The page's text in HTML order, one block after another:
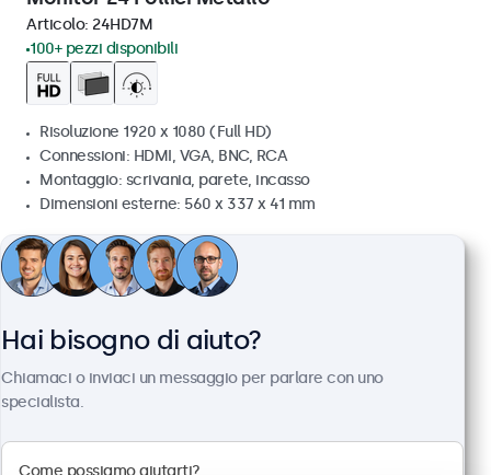
Articolo: 24HD7M
100+ pezzi disponibili
Risoluzione 1920 x 1080 (Full HD)
Connessioni: HDMI, VGA, BNC, RCA
Montaggio: scrivania, parete, incasso
Dimensioni esterne: 560 x 337 x 41 mm
€ 499,00
€ 608,78 IVA incl.
Hai bisogno di aiuto?
Chiamaci o inviaci un messaggio per parlare con uno
specialista.